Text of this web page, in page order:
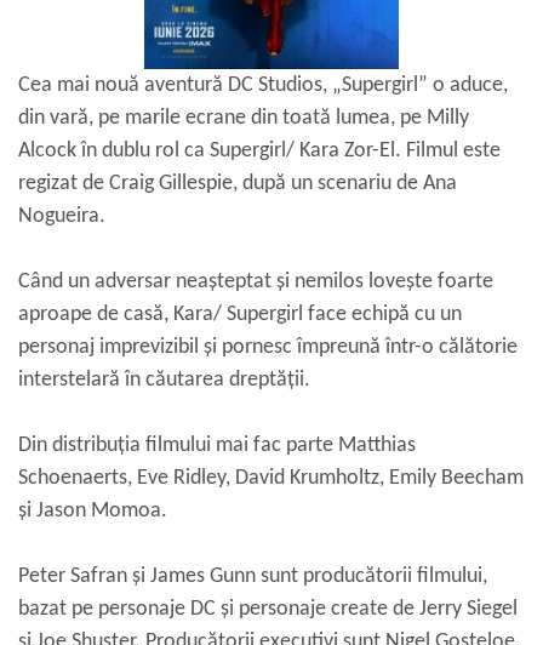
Cea mai nouă aventură DC Studios, „Supergirl” o aduce,
din vară, pe marile ecrane din toată lumea, pe Milly
Alcock în dublu rol ca Supergirl/ Kara Zor-El. Filmul este
regizat de Craig Gillespie, după un scenariu de Ana
Nogueira.
Când un adversar neașteptat și nemilos lovește foarte
aproape de casă, Kara/ Supergirl face echipă cu un
personaj imprevizibil și pornesc împreună într-o călătorie
interstelară în căutarea dreptății.
Din distribuția filmului mai fac parte Matthias
Schoenaerts, Eve Ridley, David Krumholtz, Emily Beecham
și Jason Momoa.
Peter Safran și James Gunn sunt producătorii filmului,
bazat pe personaje DC și personaje create de Jerry Siegel